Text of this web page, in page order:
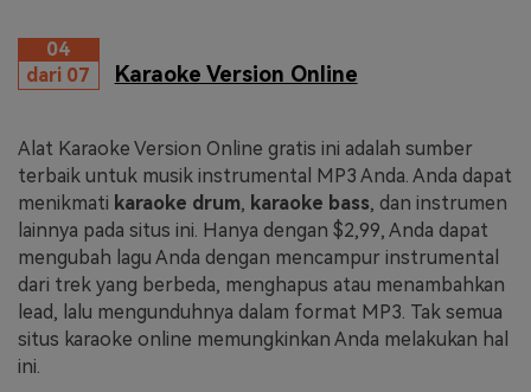
04
dari 07
Karaoke Version Online
Alat Karaoke Version Online gratis ini adalah sumber
terbaik untuk musik instrumental MP3 Anda. Anda dapat
menikmati karaoke drum, karaoke bass, dan instrumen
lainnya pada situs ini. Hanya dengan $2,99, Anda dapat
mengubah lagu Anda dengan mencampur instrumental
dari trek yang berbeda, menghapus atau menambahkan
lead, lalu mengunduhnya dalam format MP3. Tak semua
situs karaoke online memungkinkan Anda melakukan hal
ini.